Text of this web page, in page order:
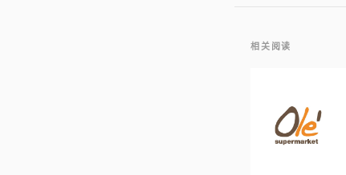
相关阅读